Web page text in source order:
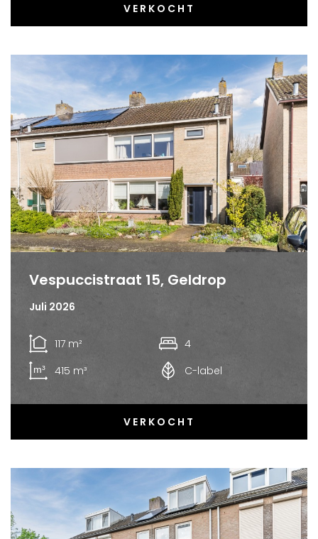
VERKOCHT
Vespuccistraat 15, Geldrop
Juli 2026
117 m²
4
415 m³
C-label
VERKOCHT